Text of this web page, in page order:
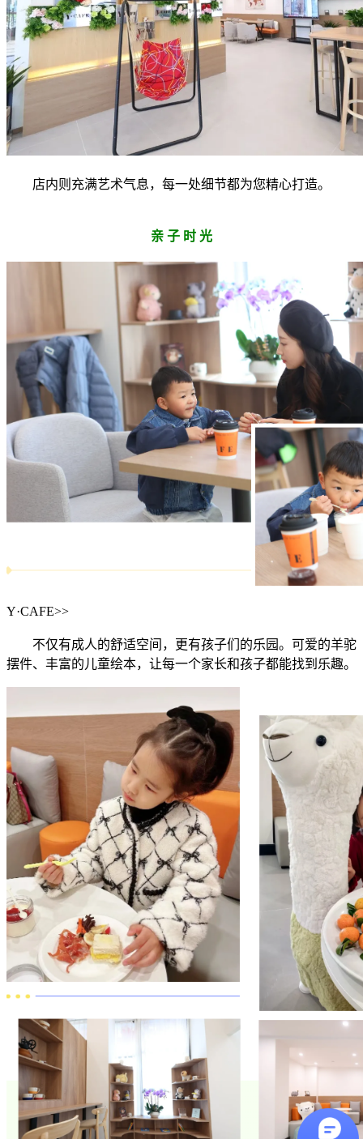
店内则充满艺术气息，每一处细节都为您精心打造。
亲 子 时 光
Y·CAFE>>
不仅有成人的舒适空间，更有孩子们的乐园。可爱的羊驼
摆件、丰富的儿童绘本，让每一个家长和孩子都能找到乐趣。